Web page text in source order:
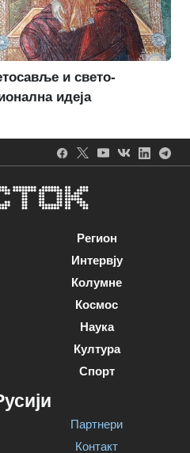
и свето-
идеја
Регион
Интервју
Колумне
Космос
Наука
Култура
Спорт
Партнери
Контакт